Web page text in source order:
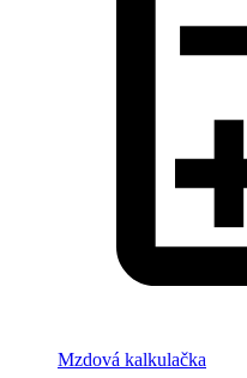
Mzdová kalkulačka